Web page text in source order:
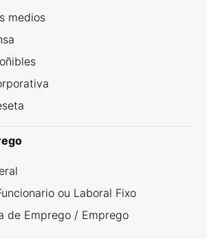
medios
ou Laboral Fixo
de Emprego / Emprego